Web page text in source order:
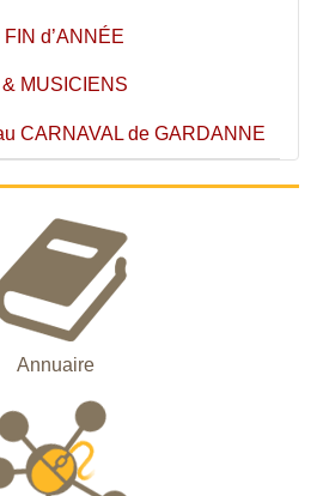
d’ANNÉE
MUSICIENS
CARNAVAL de GARDANNE
Annuaire